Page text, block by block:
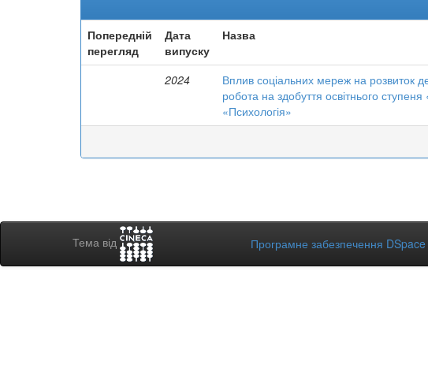
Попередній
перегляд
Дата
випуску
Назва
2024
Вплив соціальних мереж на розвиток
робота на здобуття освітнього
«Психологія»
Тема від Програмне забезпечення DSpace